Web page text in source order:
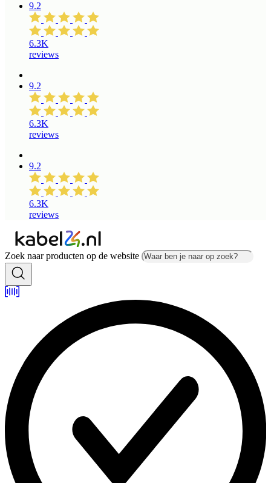
9.2
6.3K
reviews
9.2
6.3K
reviews
9.2
6.3K
reviews
Zoek naar producten op de website